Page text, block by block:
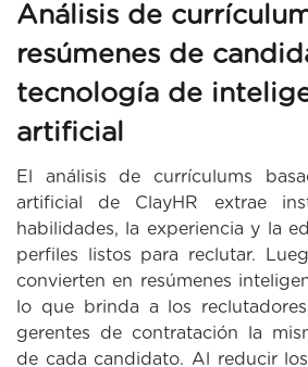
Análisis de
resúmenes de
tecnología de
artificial
El análisis de currículums
artificial de ClayHR extrae
habilidades, la experiencia y la
perfiles listos para reclutar.
convierten en resúmenes
lo que brinda a los
gerentes de contratación la
de cada candidato. Al reducir